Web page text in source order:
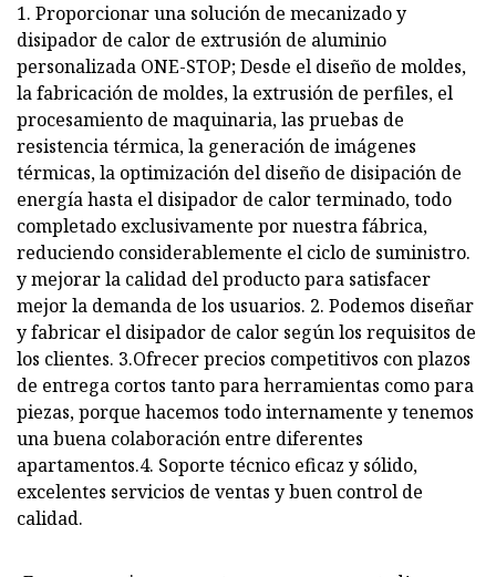
1. Proporcionar una solución de mecanizado y
disipador de calor de extrusión de aluminio
personalizada ONE-STOP; Desde el diseño de moldes,
la fabricación de moldes, la extrusión de perfiles, el
procesamiento de maquinaria, las pruebas de
resistencia térmica, la generación de imágenes
térmicas, la optimización del diseño de disipación de
energía hasta el disipador de calor terminado, todo
completado exclusivamente por nuestra fábrica,
reduciendo considerablemente el ciclo de suministro.
y mejorar la calidad del producto para satisfacer
mejor la demanda de los usuarios. 2. Podemos diseñar
y fabricar el disipador de calor según los requisitos de
los clientes. 3.Ofrecer precios competitivos con plazos
de entrega cortos tanto para herramientas como para
piezas, porque hacemos todo internamente y tenemos
una buena colaboración entre diferentes
apartamentos.4. Soporte técnico eficaz y sólido,
excelentes servicios de ventas y buen control de
calidad.